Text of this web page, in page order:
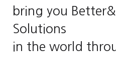
bring you
Solutions
in the world